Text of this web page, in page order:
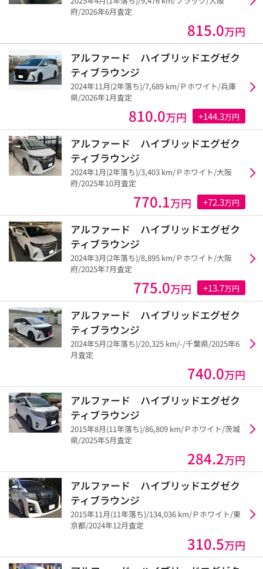
府/2026年6月査定
815.0万円
アルファード ハイブリッドエグゼク
ティブラウンジ
2024年11月(2年落ち)/7,689 km/Ｐホワイト/兵庫
県/2026年1月査定
810.0万円 +144.3万円
アルファード ハイブリッドエグゼク
ティブラウンジ
2024年1月(2年落ち)/3,403 km/Ｐホワイト/大阪
府/2025年10月査定
770.1万円 +72.3万円
アルファード ハイブリッドエグゼク
ティブラウンジ
2024年3月(2年落ち)/8,895 km/Ｐホワイト/大阪
府/2025年7月査定
775.0万円 +13.7万円
アルファード ハイブリッドエグゼク
ティブラウンジ
2024年5月(2年落ち)/20,325 km/-/千葉県/2025年6
月査定
740.0万円
アルファード ハイブリッドエグゼク
ティブラウンジ
2015年8月(11年落ち)/86,809 km/Ｐホワイト/茨城
県/2025年5月査定
284.2万円
アルファード ハイブリッドエグゼク
ティブラウンジ
2015年11月(11年落ち)/134,036 km/Ｐホワイト/東
京都/2024年12月査定
310.5万円